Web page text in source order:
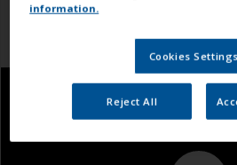
information.
Cookies Settings
Reject All